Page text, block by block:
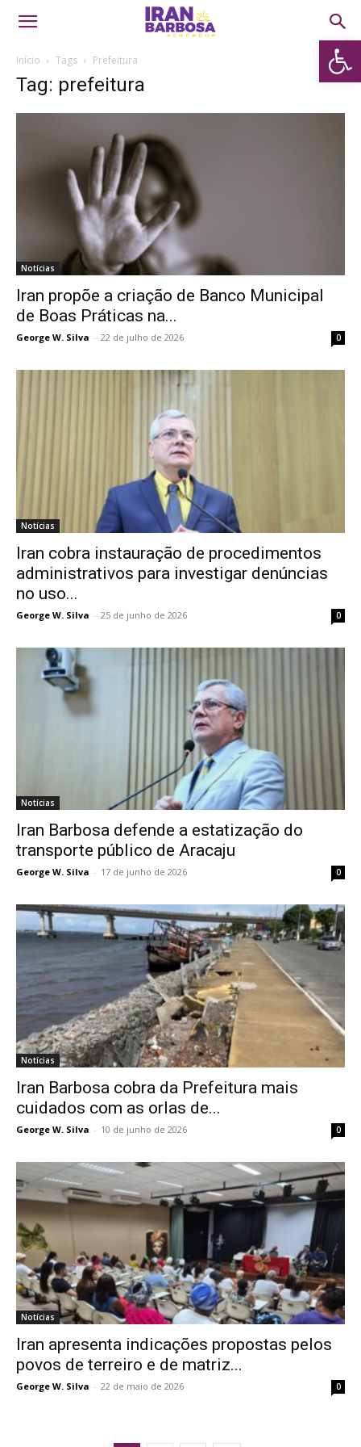
Abrir
Início Tags Prefeitura
Tag: prefeitura
Notícias
Iran propõe a criação de Banco Municipal
de Boas Práticas na...
George W. Silva - 22 de julho de 2026 0
Notícias
Iran cobra instauração de procedimentos
administrativos para investigar denúncias
no uso...
George W. Silva - 25 de junho de 2026 0
Notícias
Iran Barbosa defende a estatização do
transporte público de Aracaju
George W. Silva - 17 de junho de 2026 0
Notícias
Iran Barbosa cobra da Prefeitura mais
cuidados com as orlas de...
George W. Silva - 10 de junho de 2026 0
Notícias
Iran apresenta indicações propostas pelos
povos de terreiro e de matriz...
George W. Silva - 22 de maio de 2026 0